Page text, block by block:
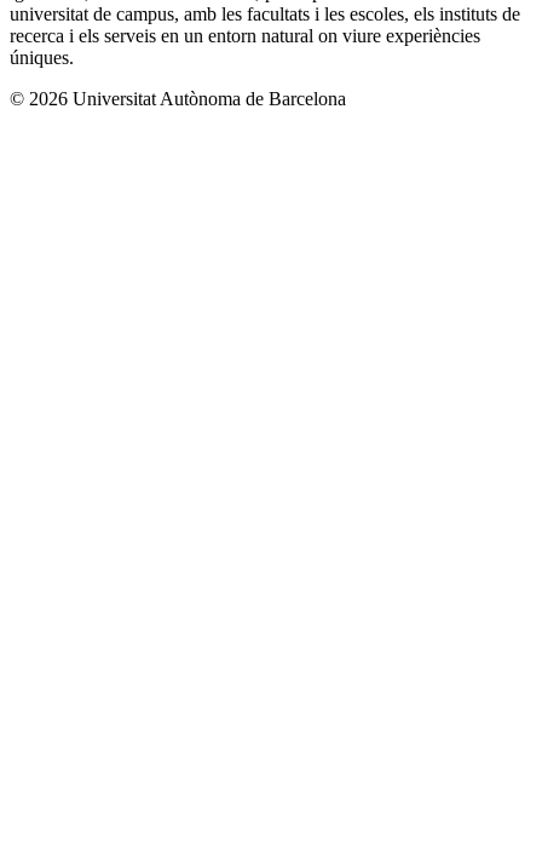
universitat de campus, amb les facultats i les escoles, els instituts de
recerca i els serveis en un entorn natural on viure experiències
úniques.
© 2026 Universitat Autònoma de Barcelona